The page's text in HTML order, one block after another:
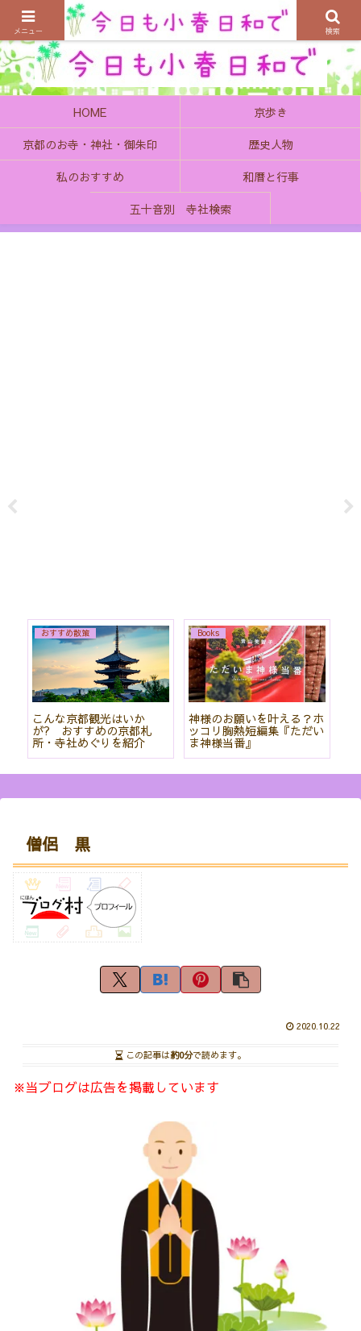
京都の町で歴史を楽しむ、そんなゆったり気分を感じてみませんか
HOME
京歩き
京都のお寺・神社・御朱印
歴史人物
私のおすすめ
和暦と行事
五十音別 寺社検索
おすすめ散策
こんな京都観光はいか
が? おすすめの京都札
所・寺社めぐりを紹介
Books
神様のお願いを叶える？ホ
ッコリ胸熱短編集『ただい
ま神様当番』
僧侶 黒
2020.10.22
この記事は約0分で読めます。
※当ブログは広告を掲載しています
メニュー 検索